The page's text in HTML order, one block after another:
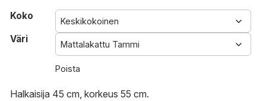
Koko
Väri
Poista
Halkaisija 45 cm, korkeus 55 cm.